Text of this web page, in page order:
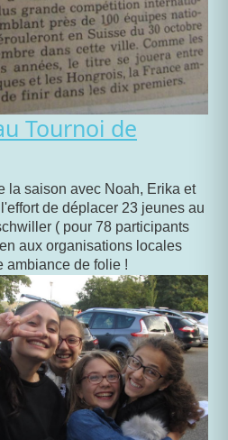
Tournoi de
la saison avec Noah, Erika et
de déplacer 23 jeunes au
( pour 78 participants
aux organisations locales
ambiance de folie !